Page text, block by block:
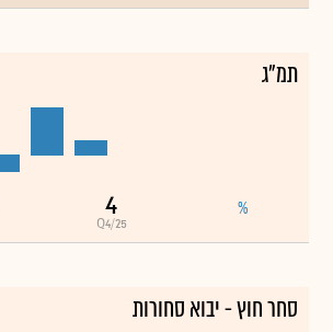
תמ"ג
%
4
Q4/25
סחר חוץ - יבוא סחורות